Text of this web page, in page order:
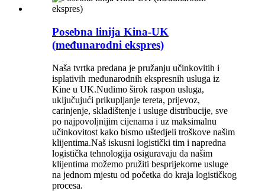
Posebna linija Kina-UK
(međunarodni ekspres)
Naša tvrtka predana je pružanju učinkovitih i
isplativih međunarodnih ekspresnih usluga iz
Kine u UK.Nudimo širok raspon usluga,
uključujući prikupljanje tereta, prijevoz,
carinjenje, skladištenje i usluge distribucije, sve
po najpovoljnijim cijenama i uz maksimalnu
učinkovitost kako bismo uštedjeli troškove našim
klijentima.Naš iskusni logistički tim i napredna
logistička tehnologija osiguravaju da našim
klijentima možemo pružiti besprijekorne usluge
na jednom mjestu od početka do kraja logističkog
procesa.